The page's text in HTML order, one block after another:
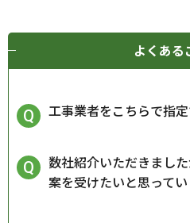
よくある
工事業者をこちらで指
数社紹介いただきまし
案を受けたいと思ってい